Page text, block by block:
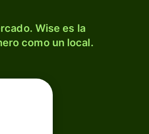
Wise es la
como un local.